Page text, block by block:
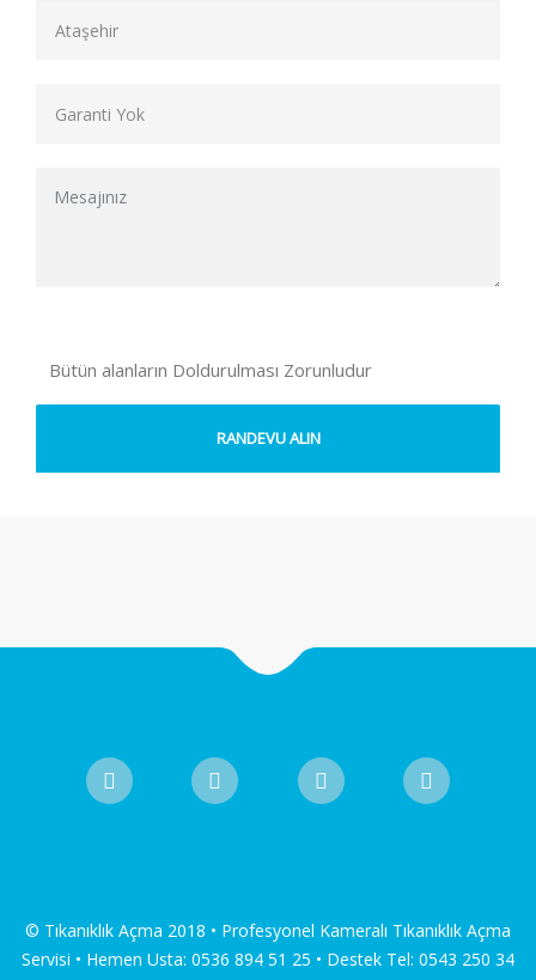
Bütün alanların Doldurulması Zorunludur
© Tıkanıklık Açma 2018 • Profesyonel Kameralı Tıkanıklık Açma
Servisi • Hemen Usta: 0536 894 51 25 • Destek Tel: 0543 250 34